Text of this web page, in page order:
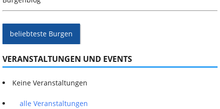
beliebteste Burgen
VERANSTALTUNGEN UND EVENTS
Keine Veranstaltungen
alle Veranstaltungen